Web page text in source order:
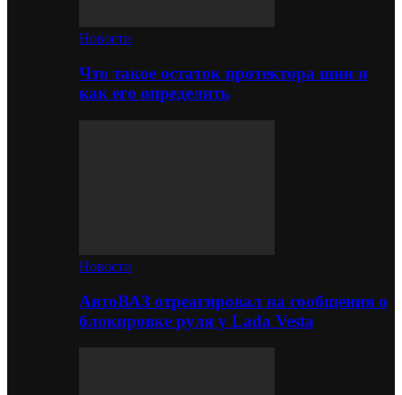
Новости
Что такое остаток протектора шин и
как его определить
Новости
АвтоВАЗ отреагировал на сообщения о
блокировке руля у Lada Vesta